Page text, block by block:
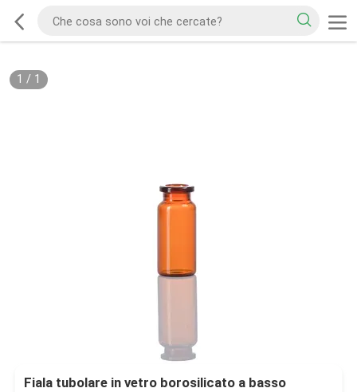
1 / 1
Fiala tubolare in vetro borosilicato a basso